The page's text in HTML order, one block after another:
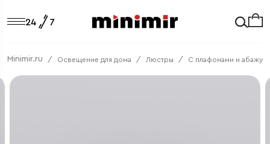
Minimir.ru Освещение для дома Люстры C плафонами и